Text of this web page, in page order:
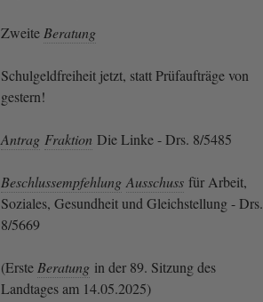
Zweite Beratung
Schulgeldfreiheit jetzt, statt Prüfaufträge von
gestern!
Antrag Fraktion Die Linke - Drs. 8/5485
Beschlussempfehlung Ausschuss für Arbeit,
Soziales, Gesundheit und Gleichstellung - Drs.
8/5669
(Erste Beratung in der 89. Sitzung des
Landtages am 14.05.2025)